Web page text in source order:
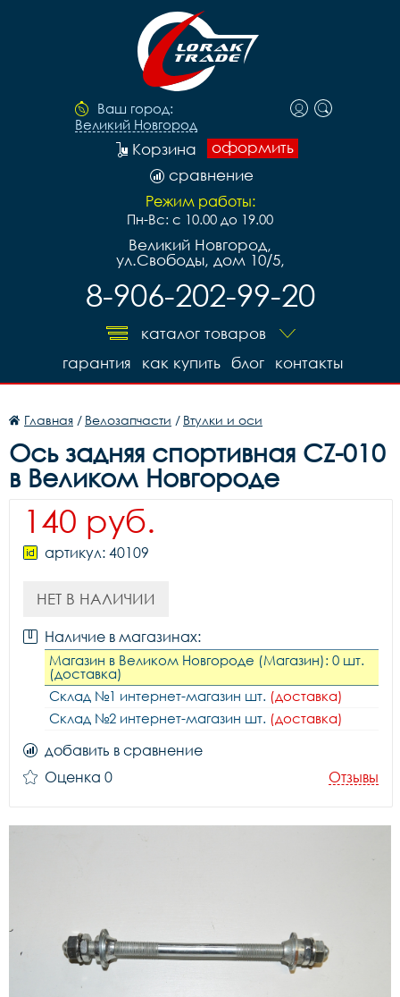
Ваш город:
Великий Новгород
оформить
Корзина
сравнение
Режим работы:
Пн-Вс: с 10.00 до 19.00
Великий Новгород,
ул.Свободы, дом 10/5,
8-906-202-99-20
каталог товаров
контакты
блог
как купить
гарантия
Главная / Велозапчасти / Втулки и оси
Ось задняя спортивная CZ-010
в Великом Новгороде
140 руб.
артикул: 40109
НЕТ В НАЛИЧИИ
Наличие в магазинах:
Магазин в Великом Новгороде (Магазин): 0 шт.
(доставка)
Склад №1 интернет-магазин шт. (доставка)
Склад №2 интернет-магазин шт. (доставка)
добавить в сравнение
Оценка 0
Отзывы